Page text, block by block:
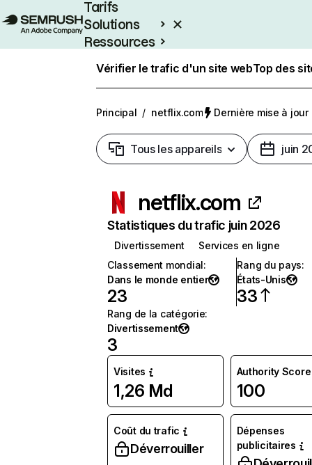
Tarifs
Solutions
Ressources
Vérifier le trafic d'un site webTop des
Principal / netflix.com Dernière mise à jour
Tous les appareils juin
netflix.com
Statistiques du trafic juin 2026
Divertissement
Services en ligne
Classement mondial:
Dans le monde entier
23
Rang du pays:
États-Unis
33
Rang de la catégorie:
Divertissement
3
Visites
1,26 Md
Authority Score
100
Coût du trafic
Déverrouiller
Dépenses
publicitaires